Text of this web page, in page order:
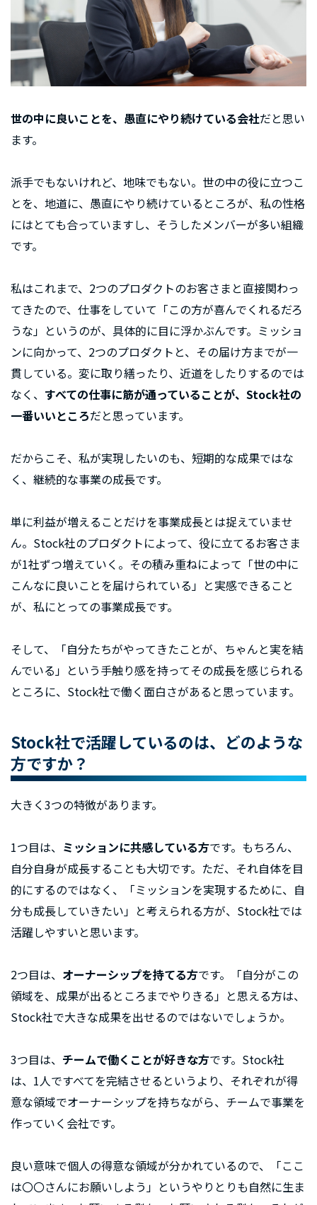
世の中に良いことを、愚直にやり続けている会社だと思い
ます。
派手でもないけれど、地味でもない。世の中の役に立つこ
とを、地道に、愚直にやり続けているところが、私の性格
にはとても合っていますし、そうしたメンバーが多い組織
です。
私はこれまで、2つのプロダクトのお客さまと直接関わっ
てきたので、仕事をしていて「この方が喜んでくれるだろ
うな」というのが、具体的に目に浮かぶんです。ミッショ
ンに向かって、2つのプロダクトと、その届け方までが一
貫している。変に取り繕ったり、近道をしたりするのでは
なく、 すべての仕事に筋が通っていることが、Stock社の
一番いいところだと思っています。
だからこそ、私が実現したいのも、短期的な成果ではな
く、継続的な事業の成長です。
単に利益が増えることだけを事業成長とは捉えていませ
ん。Stock社のプロダクトによって、役に立てるお客さま
が1社ずつ増えていく。その積み重ねによって「世の中に
こんなに良いことを届けられている」と実感できること
が、私にとっての事業成長です。
そして、「自分たちがやってきたことが、ちゃんと実を結
んでいる」という手触り感を持ってその成長を感じられる
ところに、Stock社で働く面白さがあると思っています。
Stock社で活躍しているのは、どのような
方ですか？
大きく3つの特徴があります。
1つ目は、 ミッションに共感している方です。もちろん、
自分自身が成長することも大切です。ただ、それ自体を目
的にするのではなく、「ミッションを実現するために、自
分も成長していきたい」と考えられる方が、Stock社では
活躍しやすいと思います。
2つ目は、 オーナーシップを持てる方です。「自分がこの
領域を、成果が出るところまでやりきる」と思える方は、
Stock社で大きな成果を出せるのではないでしょうか。
3つ目は、 チームで働くことが好きな方です。Stock社
は、1人ですべてを完結させるというより、それぞれが得
意な領域でオーナーシップを持ちながら、チームで事業を
作っていく会社です。
良い意味で個人の得意な領域が分かれているので、「ここ
は〇〇さんにお願いしよう」というやりとりも自然に生ま